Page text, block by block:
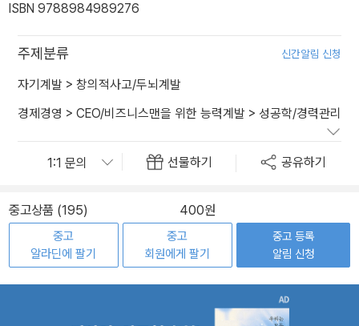
ISBN 9788984989276
주제분류 신간알림 신청
자기계발 > 창의적사고/두뇌계발
경제경영 > CEO/비즈니스맨을 위한 능력계발 > 성공학/경력관리
선물하기 공유하기
중고상품 (195) 400원
중고
알라딘에 팔기
중고
회원에게 팔기
중고 등록
알림 신청